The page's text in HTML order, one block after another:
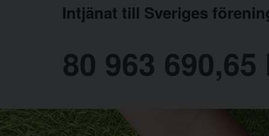
Intjänat till Sveriges
80 963 690,65